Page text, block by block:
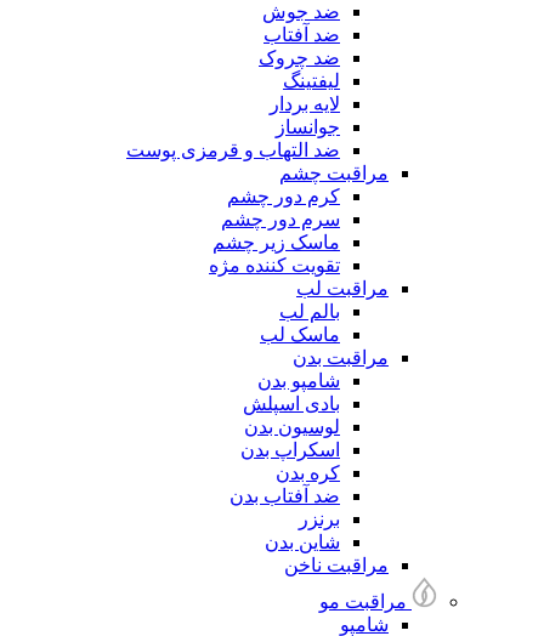
ضد جوش
ضد آفتاب
ضد چروک
لیفتینگ
لایه بردار
جوانساز
ضد التهاب و قرمزی پوست
مراقبت چشم
کرم دور چشم
سرم دور چشم
ماسک زیر چشم
تقویت کننده مژه
مراقبت لب
بالم لب
ماسک لب
مراقبت بدن
شامپو بدن
بادی اسپلش
لوسیون بدن
اسکراپ بدن
کره بدن
ضد آفتاب بدن
برنزر
شاین بدن
مراقبت ناخن
مراقبت مو
شامپو